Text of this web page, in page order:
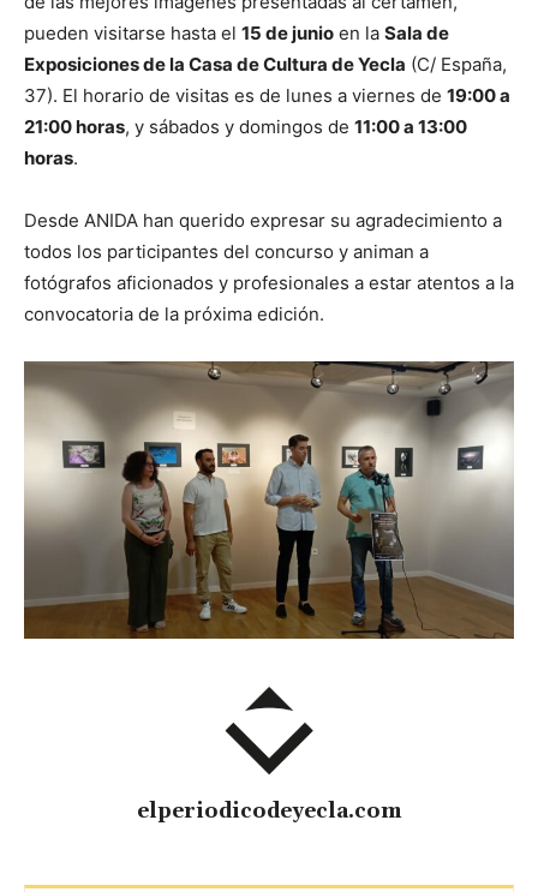
pueden visitarse hasta el 15 de junio en la Sala de
Exposiciones de la Casa de Cultura de Yecla (C/ España,
37). El horario de visitas es de lunes a viernes de 19:00 a
21:00 horas, y sábados y domingos de 11:00 a 13:00
horas.
Desde ANIDA han querido expresar su agradecimiento a
todos los participantes del concurso y animan a
fotógrafos aficionados y profesionales a estar atentos a la
convocatoria de la próxima edición.
elperiodicodeyecla.com